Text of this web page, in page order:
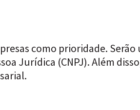
como prioridade. Serão
Jurídica (CNPJ). Além